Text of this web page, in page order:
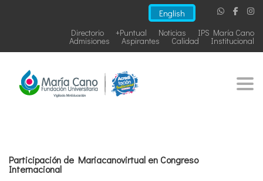
English
IPS María Cano
Noticias
+Puntual
Directorio
Institucional
Calidad
Aspirantes
Admisiones
Participación de Mariacanovirtual en Congreso
Internacional